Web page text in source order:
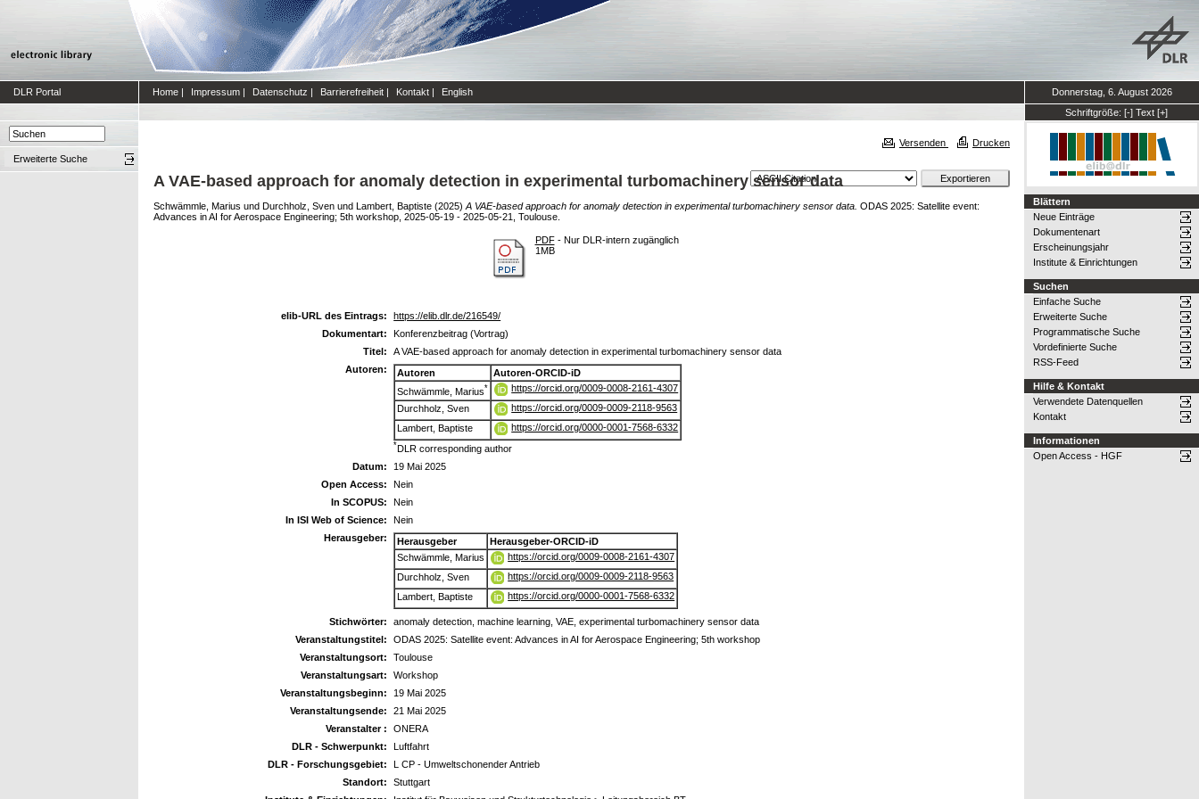
DLR Portal Home | Impressum | Datenschutz | Barrierefreiheit | Kontakt | English
Donnerstag, 6. August 2026
Schriftgröße: [-] Text [+]
Erweiterte Suche
Versenden Drucken
A VAE-based approach for anomaly detection in experimental turbomachinery sensor data
Schwämmle, Marius und Durchholz, Sven und Lambert, Baptiste (2025) A VAE-based approach for anomaly detection in experimental turbomachinery sensor data. ODAS 2025: Satellite event:
Advances in AI for Aerospace Engineering; 5th workshop, 2025-05-19 - 2025-05-21, Toulouse.
PDF- Nur DLR-intern zugänglich
1MB
elib-URL des Eintrags:
https://elib.dlr.de/216549/
Dokumentart:
Konferenzbeitrag (Vortrag)
Titel:
A VAE-based approach for anomaly detection in experimental turbomachinery sensor data
Autoren:
Autoren
Autoren-ORCID-iD
Schwämmle, Marius*
https://orcid.org/0009-0008-2161-4307
Durchholz, Sven
https://orcid.org/0009-0009-2118-9563
Lambert, Baptiste
https://orcid.org/0000-0001-7568-6332
*DLR corresponding author
Datum:
19 Mai 2025
Open Access:
Nein
In SCOPUS:
Nein
In ISI Web of Science:
Nein
Herausgeber:
Herausgeber
Herausgeber-ORCID-iD
Schwämmle, Marius
https://orcid.org/0009-0008-2161-4307
Durchholz, Sven
https://orcid.org/0009-0009-2118-9563
Lambert, Baptiste
https://orcid.org/0000-0001-7568-6332
Stichwörter:
anomaly detection, machine learning, VAE, experimental turbomachinery sensor data
Veranstaltungstitel:
ODAS 2025: Satellite event: Advances in AI for Aerospace Engineering; 5th workshop
Veranstaltungsort:
Toulouse
Veranstaltungsart:
Workshop
Veranstaltungsbeginn:
19 Mai 2025
Veranstaltungsende:
21 Mai 2025
Veranstalter :
ONERA
DLR - Schwerpunkt:
Luftfahrt
DLR - Forschungsgebiet:
L CP - Umweltschonender Antrieb
Standort:
Stuttgart
Blättern
Neue Einträge
Dokumentenart
Erscheinungsjahr
Institute & Einrichtungen
Suchen
Einfache Suche
Erweiterte Suche
Programmatische Suche
Vordefinierte Suche
RSS-Feed
Hilfe & Kontakt
Verwendete Datenquellen
Kontakt
Informationen
Open Access - HGF